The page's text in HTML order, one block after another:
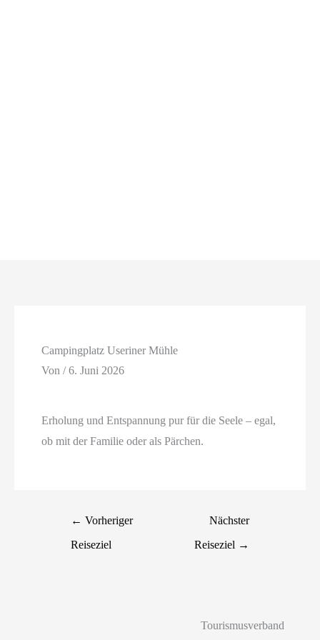
Campingplatz Useriner Mühle
Von/6. Juni 2026
Erholung und Entspannung pur für die Seele – egal,
ob mit der Familie oder als Pärchen.
← Vorheriger
Reiseziel
Nächster
Reiseziel →
Tourismusverband